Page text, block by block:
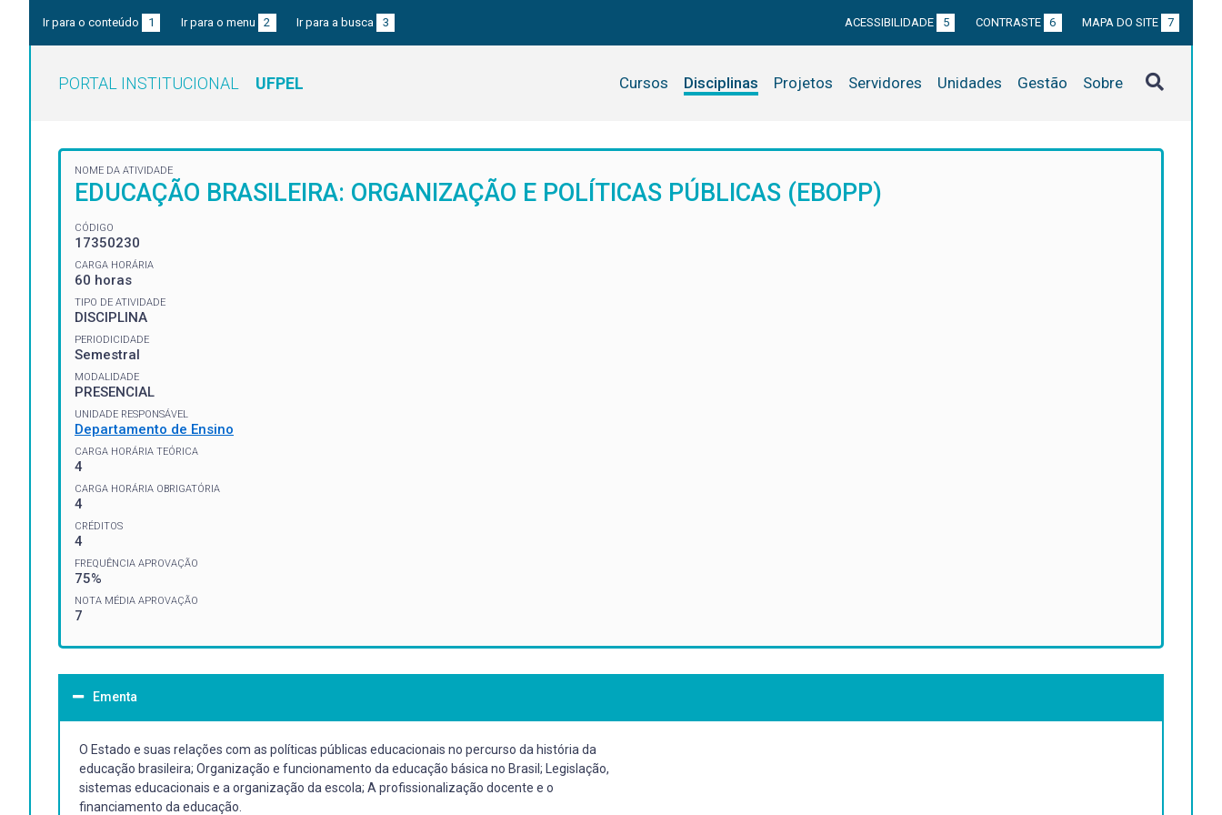
Ir para o conteúdo 1 Ir para o menu 2 Ir para a busca 3 ACESSIBILIDADE 5 CONTRASTE 6 MAPA DO SITE 7
PORTAL INSTITUCIONAL UFPEL Cursos Disciplinas Projetos Servidores Unidades Gestão Sobre
NOME DA ATIVIDADE
EDUCAÇÃO BRASILEIRA: ORGANIZAÇÃO E POLÍTICAS PÚBLICAS (EBOPP)
CÓDIGO
17350230
CARGA HORÁRIA
60 horas
TIPO DE ATIVIDADE
DISCIPLINA
PERIODICIDADE
Semestral
MODALIDADE
PRESENCIAL
UNIDADE RESPONSÁVEL
Departamento de Ensino
CARGA HORÁRIA TEÓRICA
4
CARGA HORÁRIA OBRIGATÓRIA
4
CRÉDITOS
4
FREQUÊNCIA APROVAÇÃO
75%
NOTA MÉDIA APROVAÇÃO
7
Ementa
O Estado e suas relações com as políticas públicas educacionais no percurso da história da
educação brasileira; Organização e funcionamento da educação básica no Brasil; Legislação,
sistemas educacionais e a organização da escola; A profissionalização docente e o
financiamento da educação.